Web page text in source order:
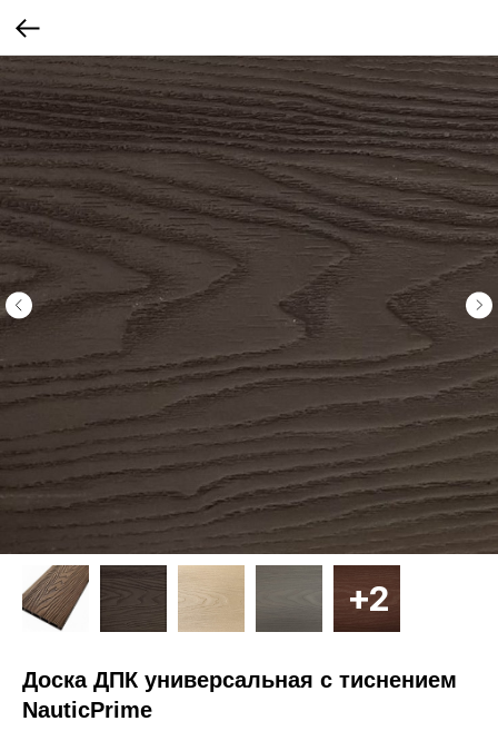
Доска ДПК универсальная с тиснением
NauticPrime